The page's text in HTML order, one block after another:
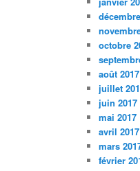
octobre
août 2017
juillet
juin 2017
mai 2017
avril 2017
mars
février